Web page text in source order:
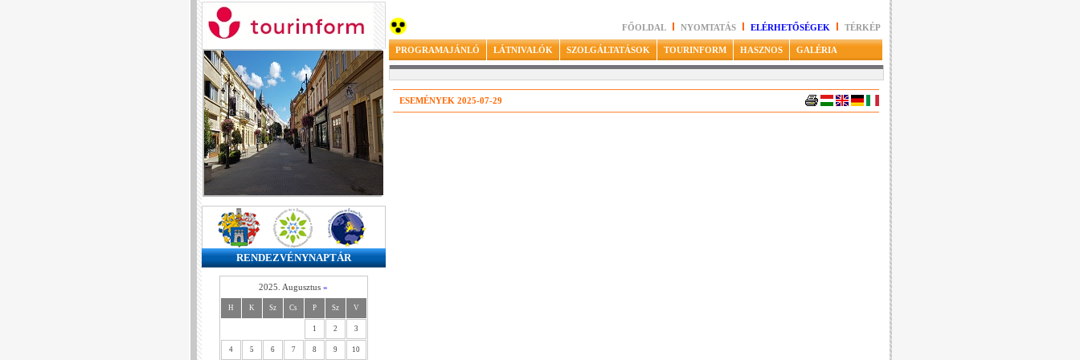
RENDEZVÉNYNAPTÁR
2025. Augusztus »
H K Sz Cs P Sz V
1 2 3
4 5 6 7 8 9 10
FŐOLDAL NYOMTATÁS ELÉRHETŐSÉGEK TÉRKÉP
PROGRAMAJÁNLÓ LÁTNIVALÓK SZOLGÁLTATÁSOK TOURINFORM HASZNOS GALÉRIA
ESEMÉNYEK 2025-07-29